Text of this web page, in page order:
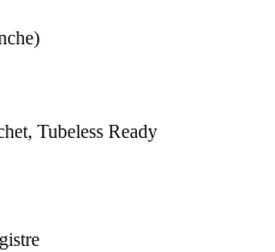
Tubeless Ready